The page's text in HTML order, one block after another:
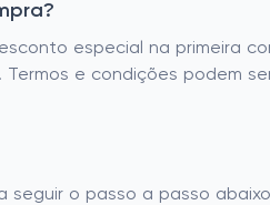
especial na primeira
e condições podem
seguir o passo a passo